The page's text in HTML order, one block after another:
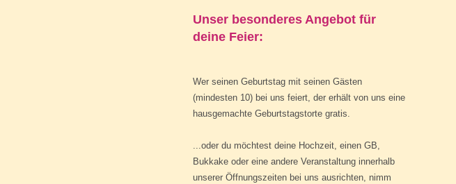
Unser besonderes Angebot für
deine Feier:
Wer seinen Geburtstag mit seinen Gästen
(mindesten 10) bei uns feiert, der erhält von uns eine
hausgemachte Geburtstagstorte gratis.
...oder du möchtest deine Hochzeit, einen GB,
Bukkake oder eine andere Veranstaltung innerhalb
unserer Öffnungszeiten bei uns ausrichten, nimm